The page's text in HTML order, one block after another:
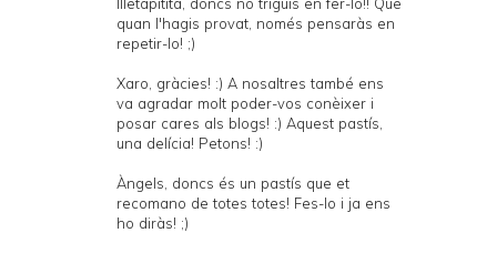
quan l'hagis provat, només pensaràs en
repetir-lo! ;)
Xaro, gràcies! :) A nosaltres també ens
va agradar molt poder-vos conèixer i
posar cares als blogs! :) Aquest pastís,
una delícia! Petons! :)
Àngels, doncs és un pastís que et
recomano de totes totes! Fes-lo i ja ens
ho diràs! ;)